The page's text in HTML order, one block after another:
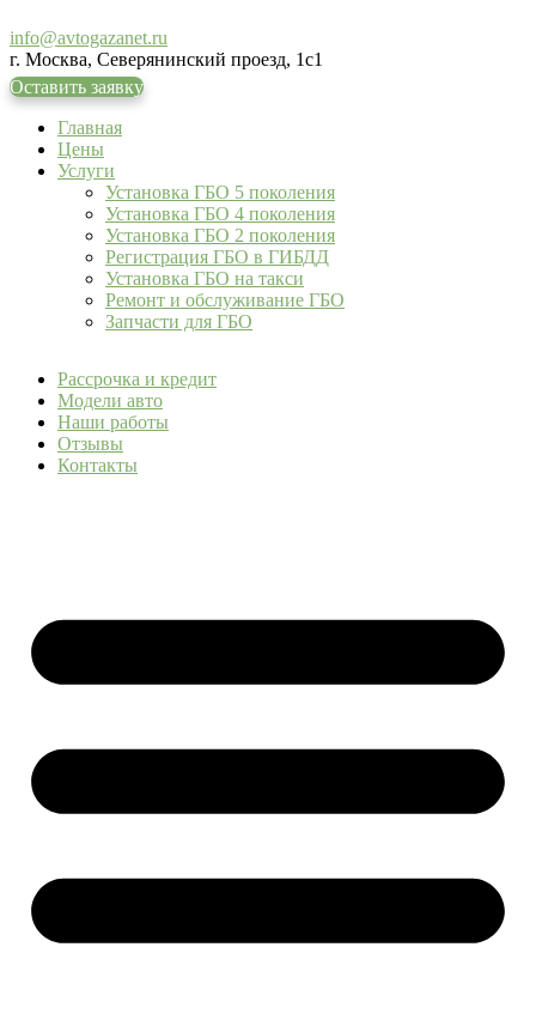
info@avtogazanet.ru
г. Москва, Северянинский проезд, 1с1
Оставить заявку
Главная
Цены
Услуги
Установка ГБО 5 поколения
Установка ГБО 4 поколения
Установка ГБО 2 поколения
Регистрация ГБО в ГИБДД
Установка ГБО на такси
Ремонт и обслуживание ГБО
Запчасти для ГБО
Рассрочка и кредит
Модели авто
Наши работы
Отзывы
Контакты